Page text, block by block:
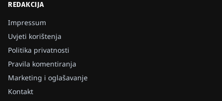
REDAKCIJA
Impressum
Uvjeti korištenja
Politika privatnosti
Pravila komentiranja
Marketing i oglašavanje
Kontakt